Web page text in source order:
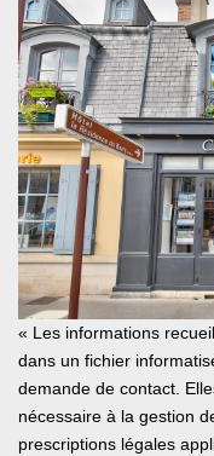
« Les informations
dans un fichier
demande de contact.
nécessaire à la gestion
prescriptions légales